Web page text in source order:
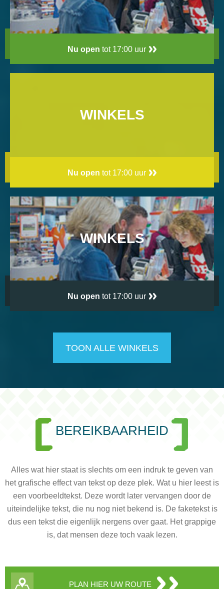
Nu open tot 17:00 uur
WINKELS
Nu open tot 17:00 uur
WINKELS
Nu open tot 17:00 uur
TOON ALLE WINKELS
BEREIKBAARHEID
Alles wat hier staat is slechts om een indruk te geven van
het grafische effect van tekst op deze plek. Wat u hier leest is
een voorbeeldtekst. Deze wordt later vervangen door de
uiteindelijke tekst, die nu nog niet bekend is. De faketekst is
dus een tekst die eigenlijk nergens over gaat. Het grappige
is, dat mensen deze toch vaak lezen.
PLAN HIER UW ROUTE